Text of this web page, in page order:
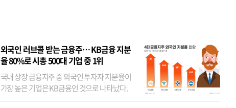
외국인 러브콜 받는 금융주… KB금융 지분
율 80%로 시총 500대 기업 중 1위
국내 상장 금융지주 중 외국인 투자자 지분율이
가장 높은 기업은 KB금융인 것으로 나타났다.